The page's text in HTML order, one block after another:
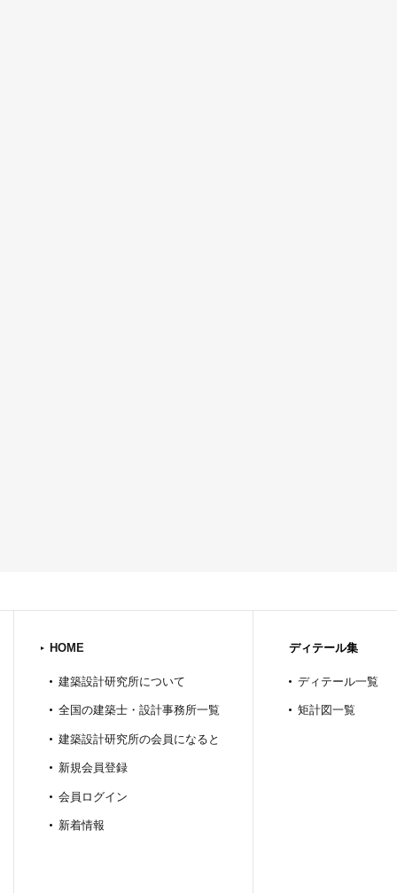
HOME
建築設計研究所について
全国の建築士・設計事務所一覧
建築設計研究所の会員になると
新規会員登録
会員ログイン
新着情報
ディテール集
ディテール一覧
矩計図一覧